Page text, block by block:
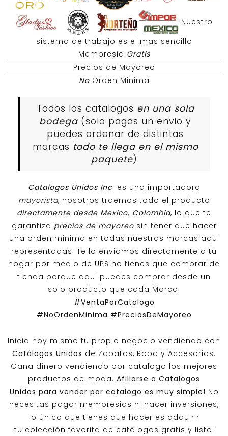
Nuestro
sistema de trabajo es el mas sencillo
Membresia Gratis
Precios de Mayoreo
NoOrden Minima
Todos los catalogos en una sola
bodega (solo pagas un envio y
puedes ordenar de distintas
marcas todo te llega en el mismo
paquete).
Catalogos Unidos Inc es una importadora
mayorista, nosotros traemos todo el producto
directamente desde Mexico, Colombia, lo que te
garantiza precios de mayoreosin tener que hacer
una orden minima en todas nuestras marcas aqui
representadas. Te lo enviamos directamente a tu
hogar por medio de UPS no tienes que comprar de
tienda porque aqui puedes comprar desde un
solo producto que cada Marca.
#VentaPorCatalogo
#NoOrdenMinima #PreciosDeMayoreo
Inicia hoy mismo tu propio negocio vendiendo con
Catálogos Unidos de Zapatos, Ropa y Accesorios.
Gana dinero vendiendo por catalogo los mejores
productos de moda. Afiliarse a Catalogos
Unidos para vender por catalogo es muy simple! No
necesitas pagar membresias ni hacer inversiones,
lo único que tienes que hacer es adquirir
tu colección favorita de catálogos gratis y listo!